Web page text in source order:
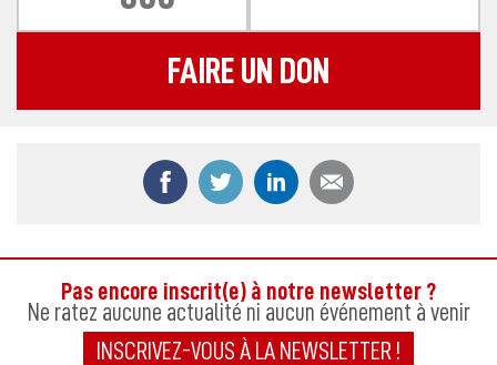
FAIRE UN DON
Partager ce contenu sur Facebook
Partager ce contenu sur Twitter
Partager ce contenu
Pas encore inscrit(e) à notre newsletter ?
Ne ratez aucune actualité ni aucun événement à venir
INSCRIVEZ-VOUS À LA NEWSLETTER !